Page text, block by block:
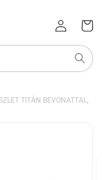
Bejelentkezés
kosara
TITÁN BEVONATTAL,